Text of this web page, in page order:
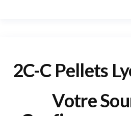
2C-C Pellets
Votre